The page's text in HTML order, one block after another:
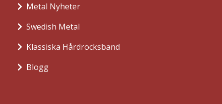
Metal Nyheter
Swedish Metal
Klassiska Hårdrocksband
Blogg